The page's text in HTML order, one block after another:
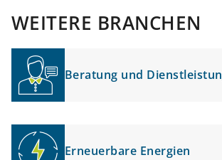
WEITERE BRANCHEN
Beratung und
Erneuerbare Energien